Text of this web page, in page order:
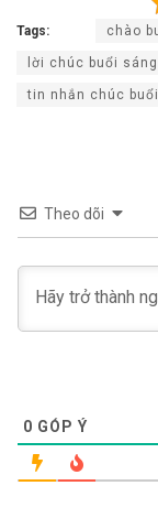
Tags: chào
lời chúc buổi
tin nhắn chúc
Theo dõi
0 GÓP Ý